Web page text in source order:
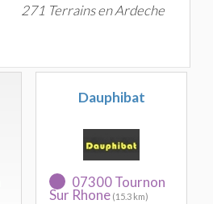
271 Terrains en Ardeche
Dauphibat
07300 Tournon
Sur Rhone (15.3 km)